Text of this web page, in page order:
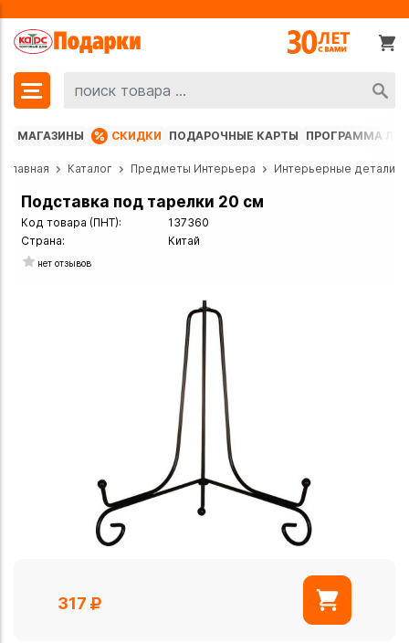
МАГАЗИНЫ СКИДКИ ПОДАРОЧНЫЕ КАРТЫ ПРОГРАММА
Главная Каталог Предметы Интерьера Интерьерные детали
Подставка под тарелки 20 см
Код товара (ПНТ):
137360
Страна:
Китай
нет отзывов
317